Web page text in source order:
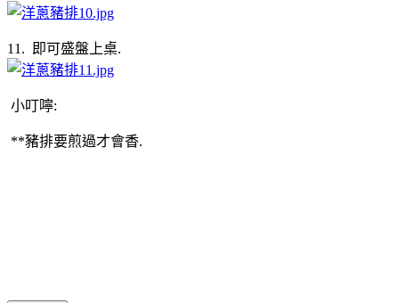
11. 即可盛盤上桌.
小叮嚀:
**豬排要煎過才會香.